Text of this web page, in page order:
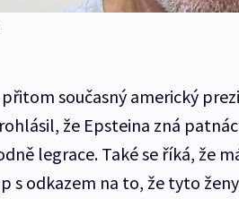
přitom současný americký
že Epsteina zná
legrace. Také se říká, že
s odkazem na to, že tyto